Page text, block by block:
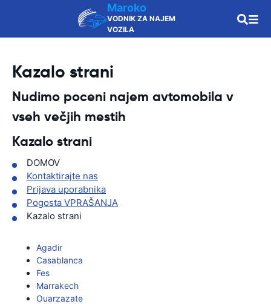
Maroko
VODNIK ZA NAJEM
VOZILA
Kazalo strani
Nudimo poceni najem avtomobila v
vseh večjih mestih
Kazalo strani
DOMOV
Kontaktirajte nas
Prijava uporabnika
Pogosta VPRAŠANJA
Kazalo strani
Agadir
Casablanca
Fes
Marrakech
Ouarzazate